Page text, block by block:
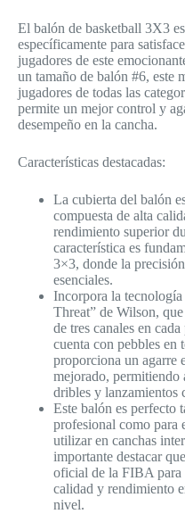
El balón de basketball 3X3
específicamente para
jugadores de este
un tamaño de balón #6, este
jugadores de todas las
permite un mejor control y
desempeño en la cancha.
Características destacadas:
La cubierta del balón
compuesta de alta
rendimiento superior
característica es
3×3, donde la
esenciales.
Incorpora la
Threat” de Wilson,
de tres canales en
cuenta con pebbles en
proporciona un agarre
mejorado, permitiendo
dribles y lanzamientos
Este balón es perfecto
profesional como para
utilizar en canchas
importante destacar
oficial de la FIBA para
calidad y rendimiento
nivel.